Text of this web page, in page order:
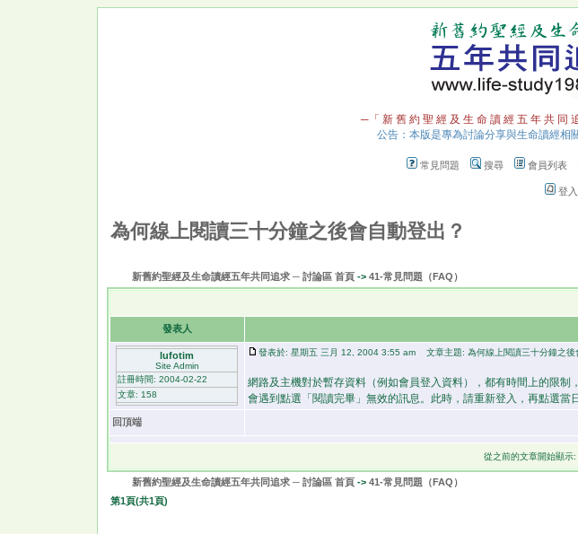
─「 新 舊 約 聖 經 及 生 命 讀 經 五 年 共 同
公告：本版是專為討論分享與生命讀經相
常見問題 搜尋 會員列表
登
為何線上閱讀三十分鐘之後會自動登出？
新舊約聖經及生命讀經五年共同追求 ─ 討論區 首頁 -> 41-常見問題（FAQ）
發表人
lufotim
Site Admin
註冊時間: 2004-02-22
文章: 158
發表於: 星期五 三月 12, 2004 3:55 am 文章主題: 為何線上閱讀三十分鐘之後
網路及主機對於暫存資料（例如會員登入資料），都有時間上的限
會遇到點選「閱讀完畢」無效的訊息。此時，請重新登入，再點選當
回頂端
從之前的文章開始顯示:
新舊約聖經及生命讀經五年共同追求 ─ 討論區 首頁 -> 41-常見問題（FAQ）
第1頁(共1頁)